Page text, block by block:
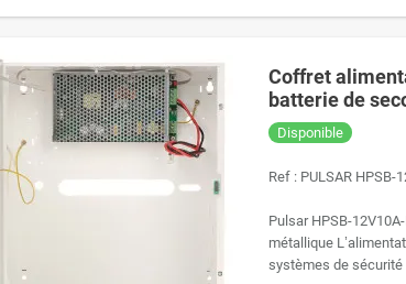
Coffret
batterie de
Disponible
Ref : PULSAR HPSB-
Pulsar HPSB-
métallique
systèmes de sécurité